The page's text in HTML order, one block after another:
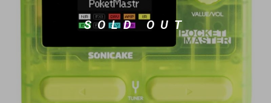
電子ピアノ
管楽器 その他楽器
エフェクター
SOLD OUT